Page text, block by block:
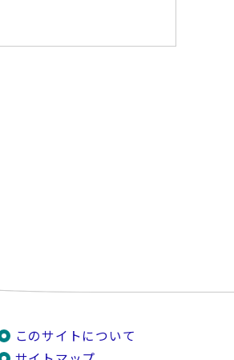
このサイトについて